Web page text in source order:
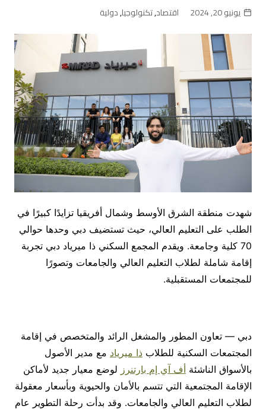
يونيو 20, 2024 اقتصاد,تكنولوجيا,دولية
شهدت منطقة الشرق الأوسط وشمال أفريقيا تزايدًا كبيرًا في
الطلب على التعليم العالي، حيث تستضيف دبي وحدها حوالي
70 كلية وجامعة. ويقدم المجمع السكني ذا ميرياد دبي تجربة
إقامة شاملة لطلاب التعليم العالي والجامعات وتصورًا
للمجتمعات المستقبلية.
دبي — تعاون المطور والمشغل الرائد والمتخصص في إقامة
المجتمعات السكنية للطلاب ذا ميرياد مع مدير الأصول
بالأسواق الناشئة أف آي إم بارتنرز لوضع معيار جديد لأماكن
الإقامة المجتمعية التي تتسم بالأمان والحيوية وبأسعار معقولة
لطلاب التعليم العالي والجامعات. وقد بدأت رحلة التطوير عام